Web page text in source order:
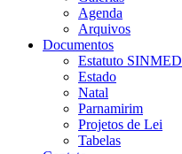
Agenda
Arquivos
Documentos
Estatuto SINMED
Estado
Natal
Parnamirim
Projetos de Lei
Tabelas